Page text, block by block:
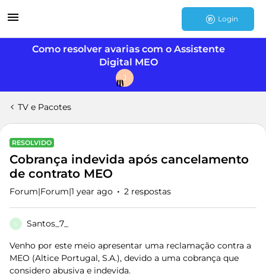
Login
Como resolver avarias com o Assistente
Digital MEO
J
TV e Pacotes
RESOLVIDO
Cobrança indevida após cancelamento
de contrato MEO
Forum|Forum|1 year ago 2 respostas
S Santos_7_
Venho por este meio apresentar uma reclamação contra a
MEO (Altice Portugal, S.A.), devido a uma cobrança que
considero abusiva e indevida.